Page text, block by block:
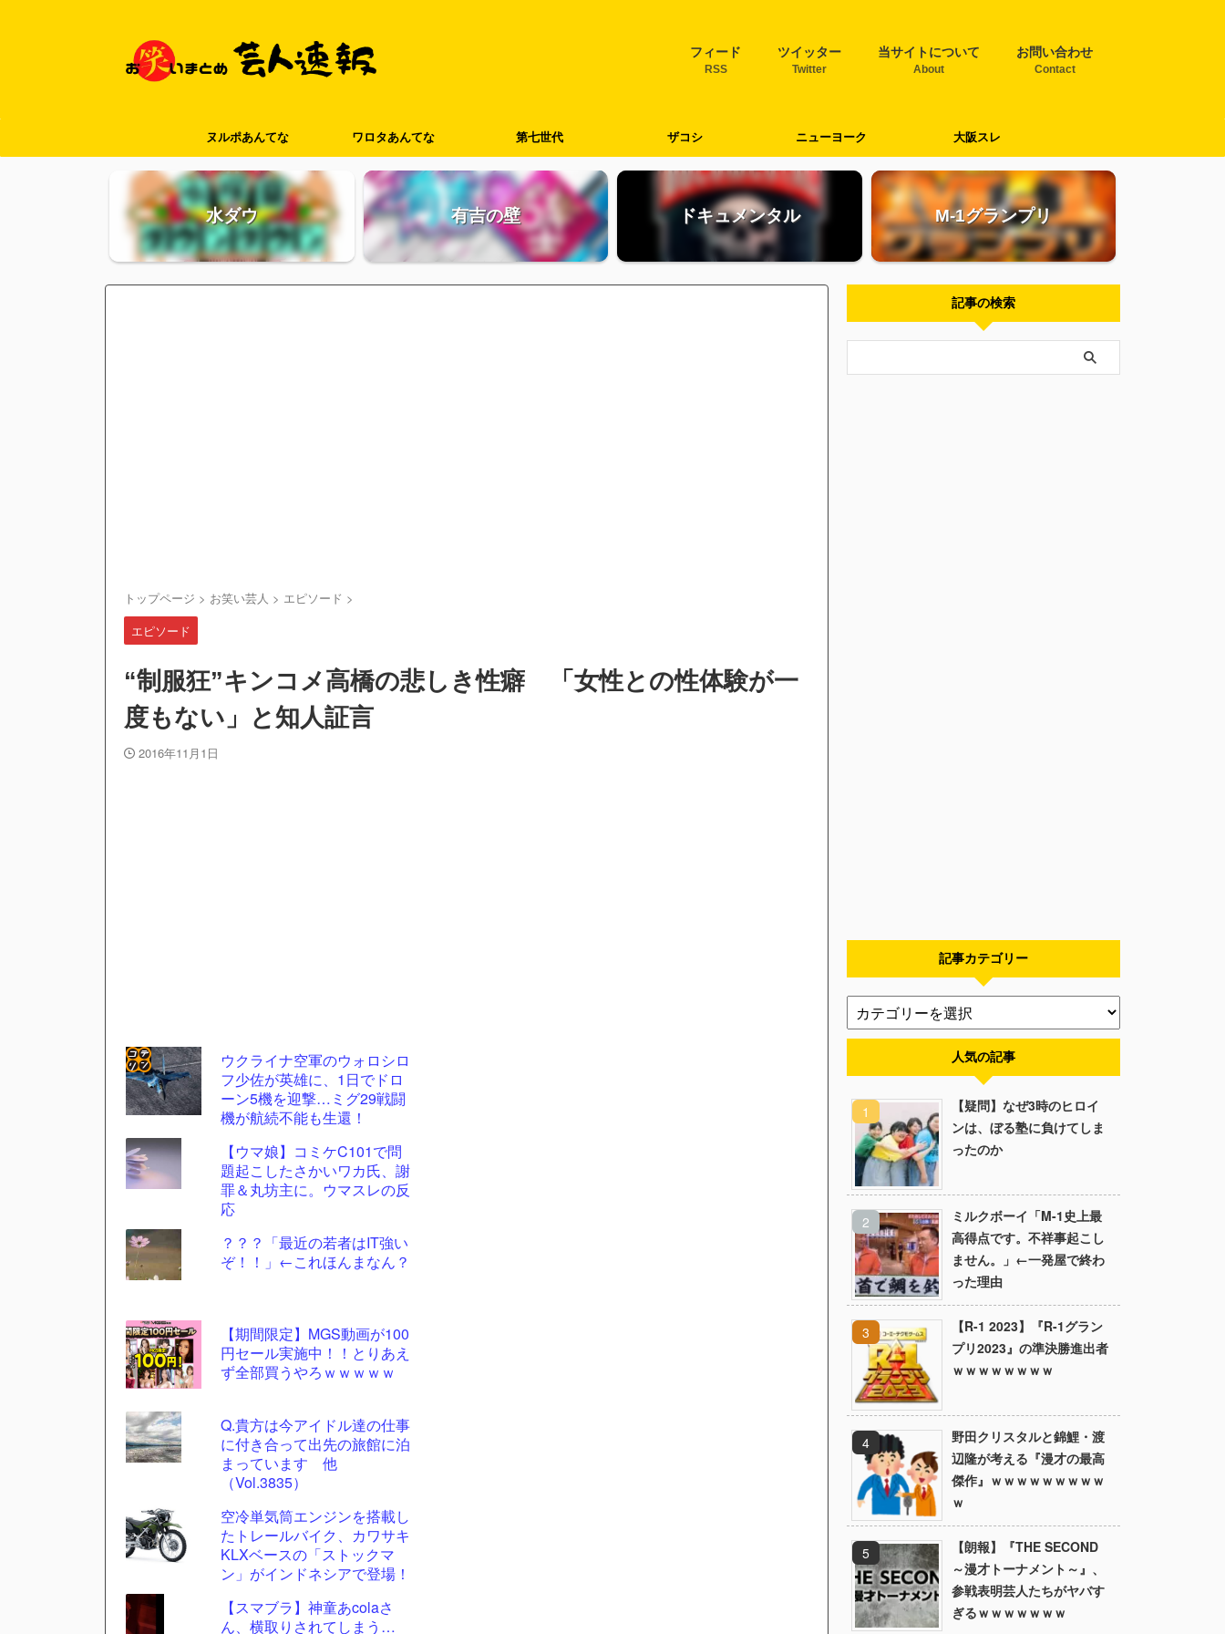
フィード
RSS
ツイッター
Twitter
当サイトについて
About
お問い合わせ
Contact
ヌルポあんてな ワロタあんてな 第七世代 ザコシ ニューヨーク 大阪スレ
水ダウ 有吉の壁 ドキュメンタル M-1グランプリ
トップページ > お笑い芸人 > エピソード >
エピソード
“制服狂”キンコメ高橋の悲しき性癖 「女性との性体験が一
度もない」と知人証言
2016年11月1日
ウクライナ空軍のウォロシロ
フ少佐が英雄に、1日でドロ
ーン5機を迎撃…ミグ29戦闘
機が航続不能も生還！
【ウマ娘】コミケC101で問
題起こしたさかいワカ氏、謝
罪＆丸坊主に。ウマスレの反
応
？？？「最近の若者はIT強い
ぞ！！」←これほんまなん？
【期間限定】MGS動画が100
円セール実施中！！とりあえ
ず全部買うやろｗｗｗｗｗ
Q.貴方は今アイドル達の仕事
に付き合って出先の旅館に泊
まっています 他
（Vol.3835）
空冷単気筒エンジンを搭載し
たトレールバイク、カワサキ
KLXベースの「ストックマ
ン」がインドネシアで登場！
【スマブラ】神童あcolaさ
ん、横取りされてしまう…
コテ
リン
- 固
定リ
ンク
更新
ツー
記事の検索
記事カテゴリー
人気の記事
【疑問】なぜ3時のヒロイ
ンは、ぼる塾に負けてしま
ったのか
ミルクボーイ「M-1史上最
高得点です。不祥事起こし
ません。」←一発屋で終わ
った理由
【R-1 2023】『R-1グラン
プリ2023』の準決勝進出者
ｗｗｗｗｗｗｗｗ
野田クリスタルと錦鯉・渡
辺隆が考える『漫才の最高
傑作』ｗｗｗｗｗｗｗｗｗ
ｗ
【朗報】『THE SECOND
～漫才トーナメント～』、
参戦表明芸人たちがヤバす
ぎるｗｗｗｗｗｗｗ